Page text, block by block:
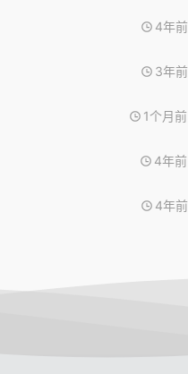
4年前
3年前
1个月前
4年前
4年前